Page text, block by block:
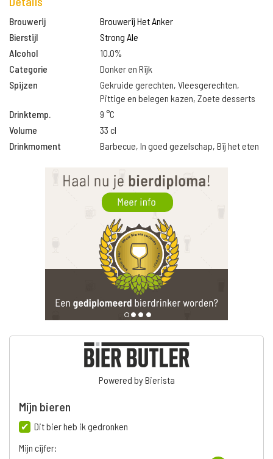
Brouwerij
Brouwerij Het Anker
Bierstijl
Strong Ale
Alcohol
10.0%
Categorie
Donker en Rijk
Spijzen
Gekruide gerechten, Vleesgerechten,
Pittige en belegen kazen, Zoete desserts
Drinktemp.
9 °C
Volume
33 cl
Drinkmoment
Barbecue, In goed gezelschap, Bij het eten
Powered by Bierista
Mijn bieren
Dit bier heb ik gedronken
Mijn cijfer: